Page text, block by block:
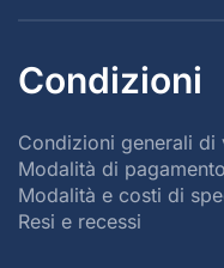
Condizioni
Condizioni generali di
Modalità di
Modalità e costi di
Resi e recessi